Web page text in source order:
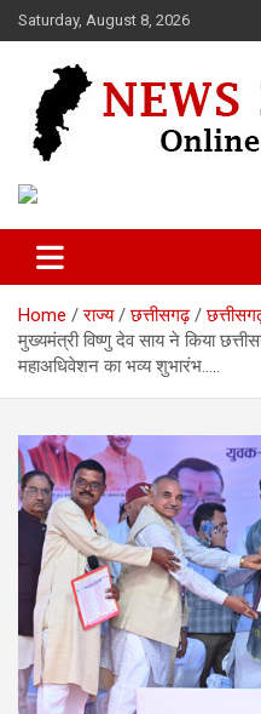
Skip
to
Saturday, August 8, 2026
News 36
Home राज्य छत्तीसगढ़
मुख्यमंत्री विष्णु देव साय ने किया
महाअधिवेशन का भव्य शुभारंभ…..